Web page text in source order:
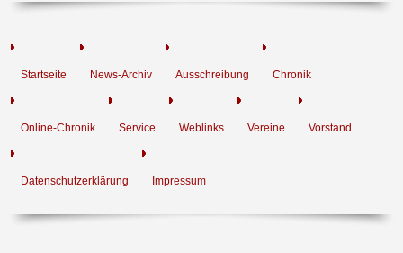
Startseite News-Archiv Ausschreibung Chronik
Online-Chronik Service Weblinks Vereine Vorstand
Datenschutzerklärung Impressum